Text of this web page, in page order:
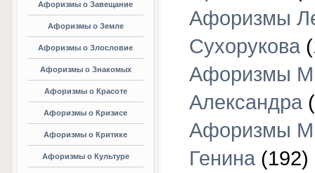
Афоризмы о Завещание
Афоризмы о Земле
Афоризмы о Злословие
Афоризмы о Знакомых
Афоризмы о Красоте
Афоризмы о Кризисе
Афоризмы о Критике
Афоризмы о Культуре
Афоризмы
Сухорукова
Афоризмы
Александра
Афоризмы
Генина (192)